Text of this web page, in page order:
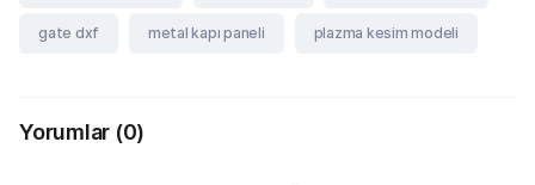
gate dxf metal kapı paneli plazma kesim modeli
Yorumlar (0)